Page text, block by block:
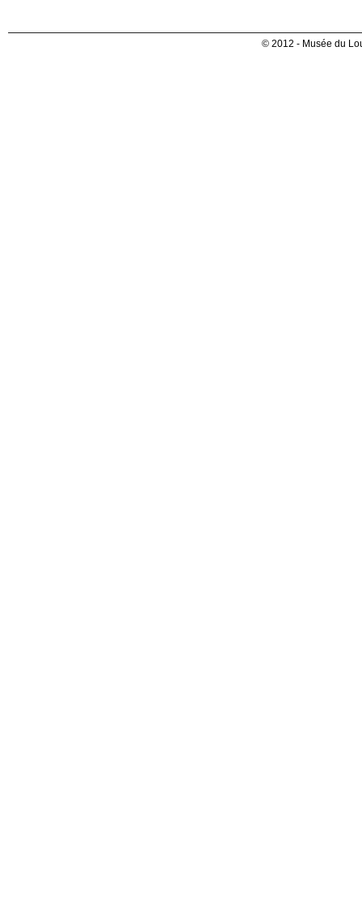
© 2012 - Musée du